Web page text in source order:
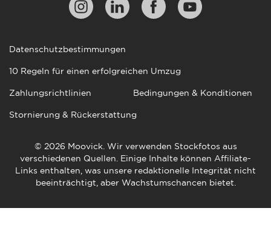
© 2026 Moovick. Wir verwenden Stockfotos aus
verschiedenen Quellen. Einige Inhalte können Affiliate-
Links enthalten, was unsere redaktionelle Integrität nicht
beeinträchtigt, aber Wachstumschancen bietet.
Datenschutzbestimmungen
10 Regeln für einen erfolgreichen Umzug
Zahlungsrichtlinien Bedingungen & Konditionen
Stornierung & Rückerstattung